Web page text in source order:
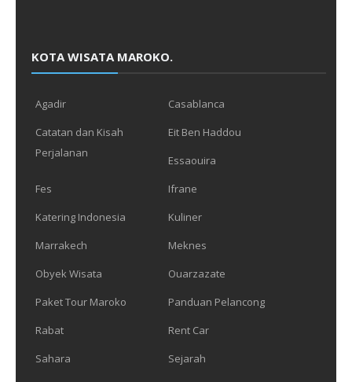
KOTA WISATA MAROKO.
Agadir
Casablanca
Catatan dan Kisah
Perjalanan
Eit Ben Haddou
Essaouira
Fes
Ifrane
Katering Indonesia
Kuliner
Marrakech
Meknes
Obyek Wisata
Ouarzazate
Paket Tour Maroko
Panduan Pelancong
Rabat
Rent Car
Sahara
Sejarah